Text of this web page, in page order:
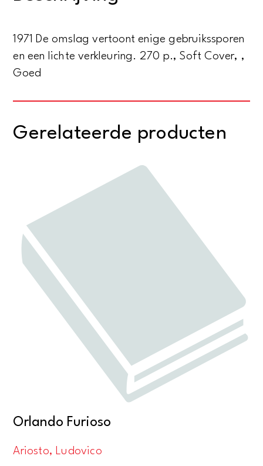
aantal
1971 De omslag vertoont enige gebruikssporen
en een lichte verkleuring. 270 p., Soft Cover, ,
Goed
Gerelateerde producten
Orlando Furioso
Ariosto, Ludovico